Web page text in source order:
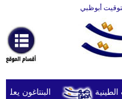
أخبارعاجلة
رياضة
ثقافة
البنتاغون يعلن